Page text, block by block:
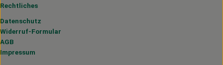
Rechtliches
Datenschutz
Widerruf-Formular
AGB
Impressum